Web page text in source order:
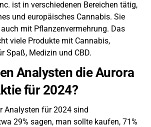
ist in verschiedenen Bereichen tätig,
und europäisches Cannabis. Sie
mit Pflanzenvermehrung. Das
viele Produkte mit Cannabis,
Spaß, Medizin und CBD.
Analysten die Aurora
für 2024?
Analysten für 2024 sind
29% sagen, man sollte kaufen, 71%